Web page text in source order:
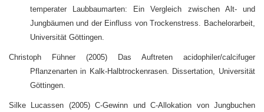
temperater Laubbaumarten: Ein Vergleich zwischen Alt- und
Jungbäumen und der Einfluss von Trockenstress. Bachelorarbeit,
Universität Göttingen.
Christoph Fühner (2005) Das Auftreten acidophiler/calcifuger
Pflanzenarten in Kalk-Halbtrockenrasen. Dissertation, Universität
Göttingen.
Silke Lucassen (2005) C-Gewinn und C-Allokation von Jungbuchen